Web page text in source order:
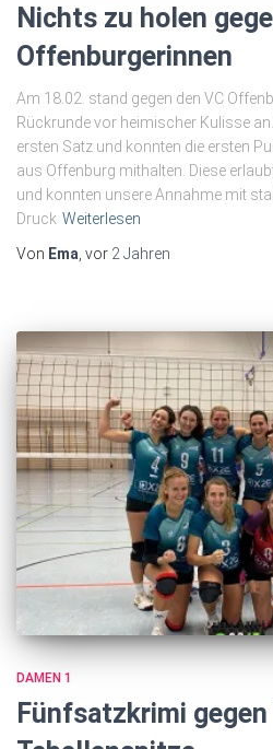
Nichts zu holen
Offenburgerinnen
Am 18.02. stand gegen den VC
Rückrunde vor heimischer Kulisse
ersten Satz und konnten die ersten
aus Offenburg mithalten. Diese
und konnten unsere Annahme mit
Druck Weiterlesen
Von Ema , vor 2 Jahren
DAMEN 1
Fünfsatzkrimi